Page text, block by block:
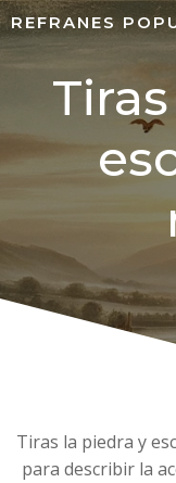
REFRANES
Tiras la piedra y
para describir la